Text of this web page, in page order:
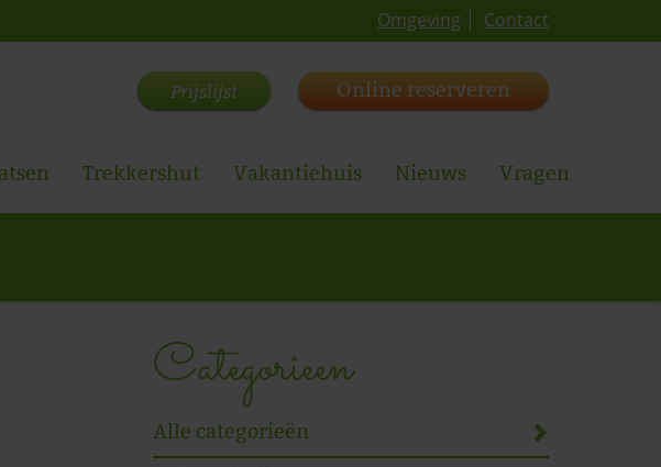
Omgeving Contact
Prijslijst Online reserveren
Trekkershut Vakantiehuis Nieuws Vragen
Categorieen
Alle categorieën